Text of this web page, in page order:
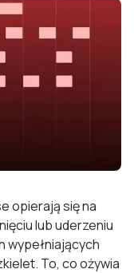
opierają się na
lub uderzeniu
wypełniających
To, co ożywia